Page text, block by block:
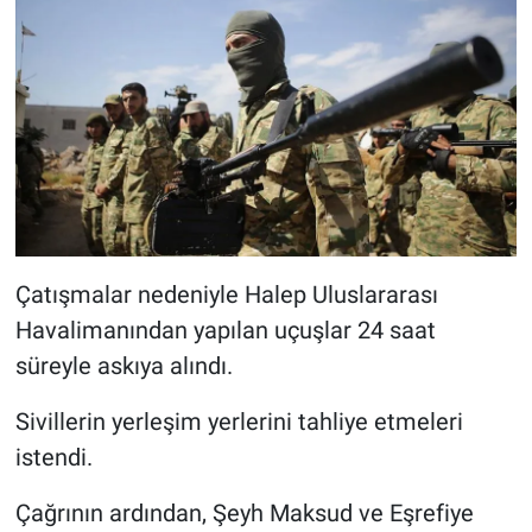
Çatışmalar nedeniyle Halep Uluslararası
Havalimanından yapılan uçuşlar 24 saat
süreyle askıya alındı.
Sivillerin yerleşim yerlerini tahliye etmeleri
istendi.
Çağrının ardından, Şeyh Maksud ve Eşrefiye